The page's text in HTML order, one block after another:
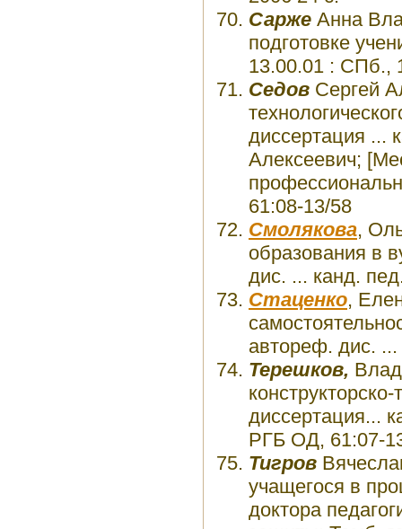
Сарже Анна
подготовке
13.00.01 : СПб.,
Седов Сергей
диссертация ...
Алексеевич;
61:08-13/58
Смолякова,
образования в
дис. ... канд.
Стаценко,
автореф. дис.
Терешков,
диссертация...
РГБ ОД, 61:07-
Тигров
учащегося в
доктора